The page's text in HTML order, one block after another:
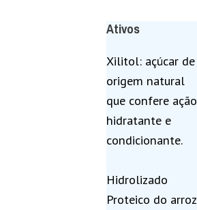
Ativos
Xilitol: açúcar de
origem natural
que confere ação
hidratante e
condicionante.
Hidrolizado
Proteico do arroz